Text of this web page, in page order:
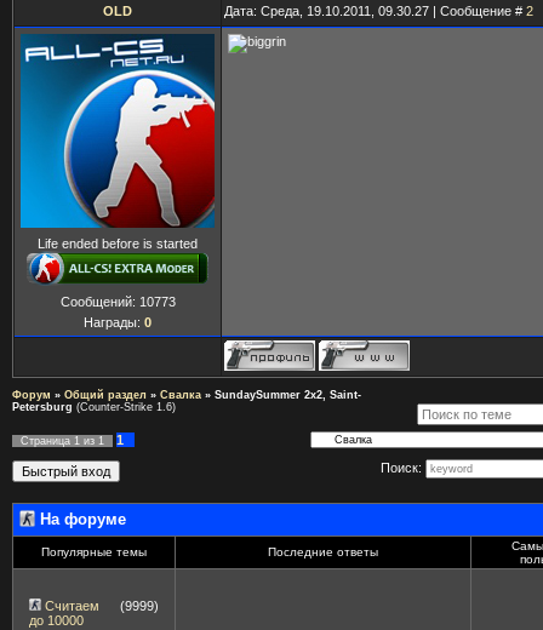
OLD Дата: Среда, 19.10.2011, 09.30.27 | Сообщение # 2
Life ended before is started
Сообщений: 10773
Награды: 0
Форум » Общий раздел » Свалка » SundaySummer 2x2, Saint-
Petersburg (Counter-Strike 1.6)
Страница 1 из 1
1
Поиск:
На форуме
Популярные темы Последние ответы
Считаем
до 10000
(9999)